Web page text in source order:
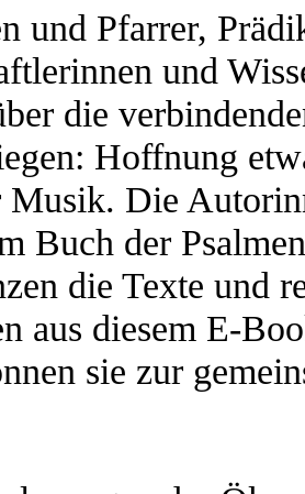
und Pfarrer,
und
die
Hoffnung
Musik. Die
Buch der
die Texte und
aus diesem E-
sie zur